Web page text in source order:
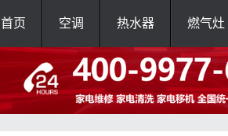
首页 空调 热水器 燃气灶